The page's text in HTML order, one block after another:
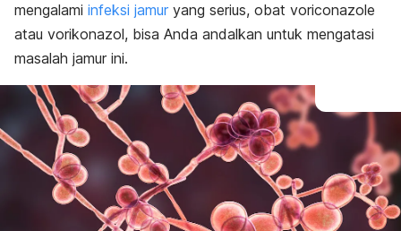
mengalami infeksi jamur yang serius, obat voriconazole
atau vorikonazol, bisa Anda andalkan untuk mengatasi
masalah jamur ini.